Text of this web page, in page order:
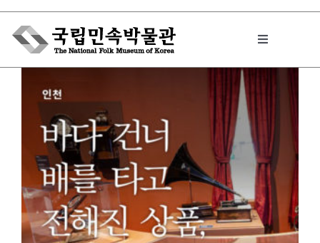
Skip
content
Toggle
박물관에서는
민속이야기
민속 인사이드